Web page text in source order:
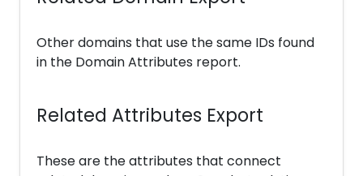
Other domains that use the same IDs found
in the Domain Attributes report.
Related Attributes Export
These are the attributes that connect